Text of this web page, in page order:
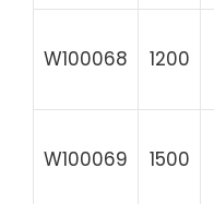
W100068 1200
W100069 1500